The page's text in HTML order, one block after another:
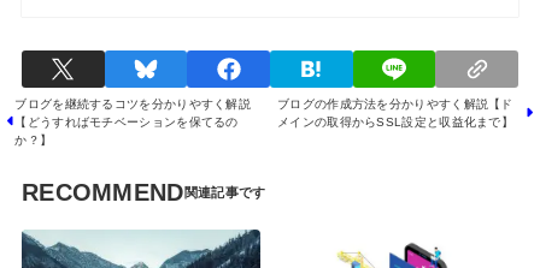
ブログの作成方法を分かりやすく解説【ド
メインの取得からSSL設定と収益化まで】
ブログを継続するコツを分かりやすく解説
【どうすればモチベーションを保てるの
か？】
RECOMMEND